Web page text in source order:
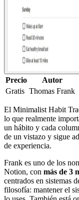
Precio
Autor
Gratis Thomas Frank
El Minimalist Habit
lo que realmente
un hábito y cada
de un vistazo y sigue
de experiencia.
Frank es uno de los
Notion, con más de 3
centrados en sistemas
filosofía: mantener el